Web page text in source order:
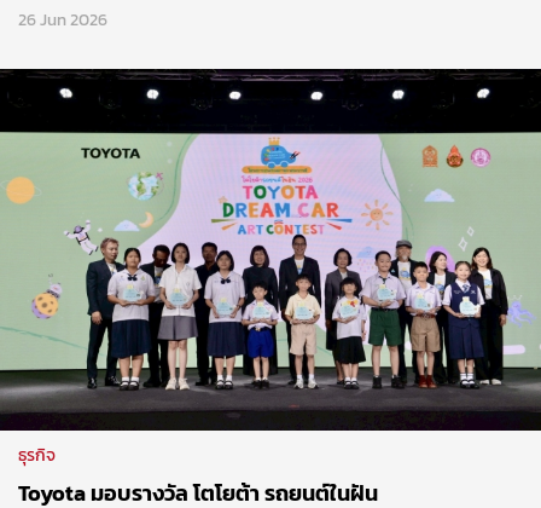
26 Jun 2026
ธุรกิจ
Toyota มอบรางวัล โตโยต้า รถยนต์ในฝัน